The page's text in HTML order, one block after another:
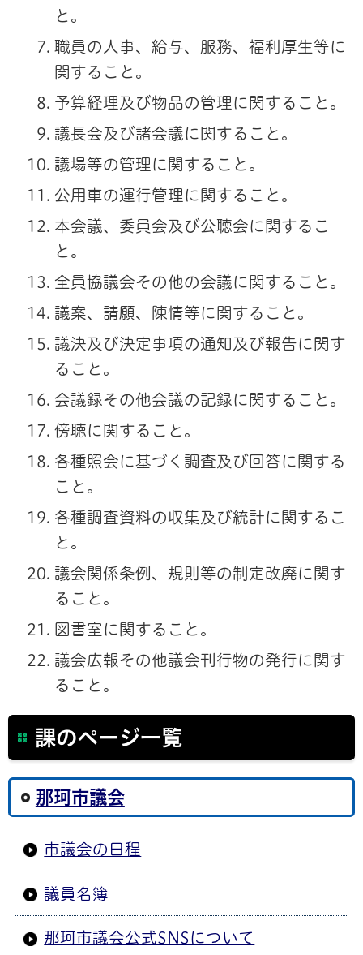
と。
職員の人事、給与、服務、福利厚生等に
関すること。
予算経理及び物品の管理に関すること。
議長会及び諸会議に関すること。
議場等の管理に関すること。
公用車の運行管理に関すること。
本会議、委員会及び公聴会に関するこ
と。
全員協議会その他の会議に関すること。
議案、請願、陳情等に関すること。
議決及び決定事項の通知及び報告に関す
ること。
会議録その他会議の記録に関すること。
傍聴に関すること。
各種照会に基づく調査及び回答に関する
こと。
各種調査資料の収集及び統計に関するこ
と。
議会関係条例、規則等の制定改廃に関す
ること。
図書室に関すること。
議会広報その他議会刊行物の発行に関す
ること。
課のページ一覧
那珂市議会
市議会の日程
議員名簿
那珂市議会公式SNSについて